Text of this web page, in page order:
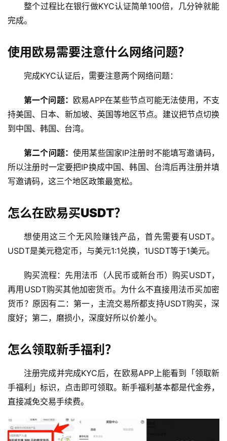
整个过程比在银行做KYC认证简单100倍，几分钟就能
完成。
使用欧易需要注意什么网络问题？
完成KYC认证后，需要注意两个网络问题：
第一个问题： 欧易APP在某些节点可能无法使用，不支
持美国、日本、新加坡、英国等地区节点。建议把节点切换
到中国、韩国、台湾。
第二个问题：使用某些国家IP注册时不能填写邀请码，
所以注册时一定要把IP换成中国、韩国、台湾后再注册并填
写邀请码，这三个地区政策最宽松。
怎么在欧易买USDT？
想使用这三个无风险赚钱产品，首先需要有USDT。
USDT是美元稳定币，与美元1:1兑换，1USDT等于1美元。
购买流程：先用法币（人民币或新台币）购买USDT，
再用USDT购买其他加密货币。为什么不直接用法币买加密
货币？原因有二：第一，主流交易所都支持USDT购买，深
度好；第二，磨损小，深度好所以价差小。
怎么领取新手福利？
注册完成并完成KYC后，在欧易APP上能看到「领取新
手福利」标识，点击即可领取。新手福利基本都是代金券，
直接减免交易手续费。